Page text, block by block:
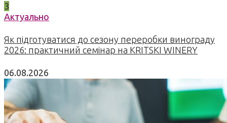
3
Актуально
Як підготуватися до сезону переробки винограду
2026: практичний семінар на KRITSKI WINERY
06.08.2026